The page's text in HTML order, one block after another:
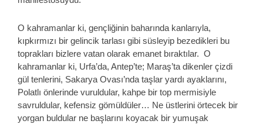
O kahramanlar ki, gençliğinin baharında kanlarıyla,
kıpkırmızı bir gelincik tarlası gibi süsleyip bezedikleri bu
toprakları bizlere vatan olarak emanet bıraktılar. O
kahramanlar ki, Urfa’da, Antep’te; Maraş’ta dikenler çizdi
gül tenlerini, Sakarya Ovası’nda taşlar yardı ayaklarını,
Polatlı önlerinde vuruldular, kahpe bir top mermisiyle
savruldular, kefensiz gömüldüler… Ne üstlerini örtecek bir
yorgan buldular ne başlarını koyacak bir yumuşak